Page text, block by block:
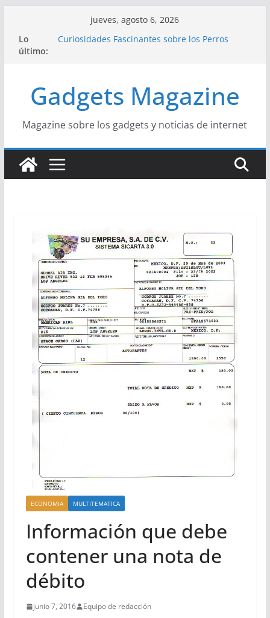
contenido
jueves, agosto 6, 2026
Lo
último:
Curiosidades Fascinantes sobre los Perros
Mediterránea
La Influencia del Streetwear en la Moda Juvenil
Actual
La Unión Europea: Una Historia Fácil de
Gadgets Magazine
Magazine sobre los gadgets y noticias de internet
ECONOMIA MULTITEMATICA
Información que debe
contener una nota de
débito
junio 7, 2016 Equipo de redacción